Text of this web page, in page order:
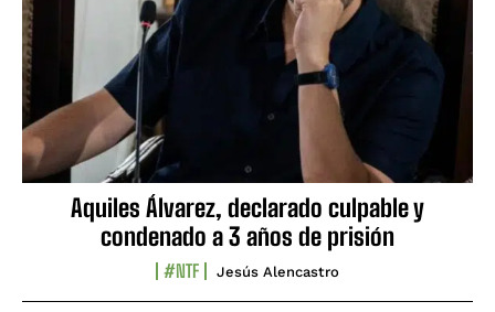
Aquiles Álvarez, declarado culpable y
condenado a 3 años de prisión
#NTF Jesús Alencastro